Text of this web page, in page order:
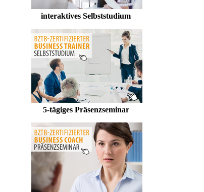
interaktives Selbststudium
5-tägiges Präsenzseminar